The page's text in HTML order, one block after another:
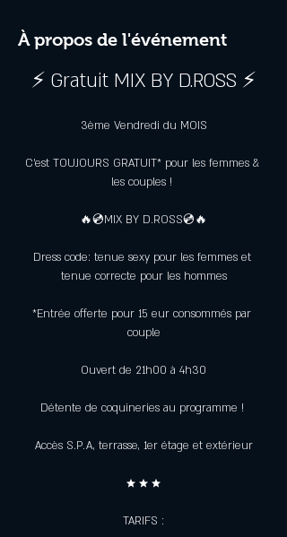
À propos de l'événement
⚡ Gratuit MIX BY D.ROSS ⚡
3ème Vendredi du MOIS
C’est TOUJOURS GRATUIT* pour les femmes &
les couples !
🔥💿MIX BY D.ROSS💿🔥
Dress code: tenue sexy pour les femmes et
tenue correcte pour les hommes
*Entrée offerte pour 15 eur consommés par
couple
Ouvert de 21h00 à 4h30
Détente de coquineries au programme !
Accès S.P.A, terrasse, 1er étage et extérieur
★ ★ ★
TARIFS :